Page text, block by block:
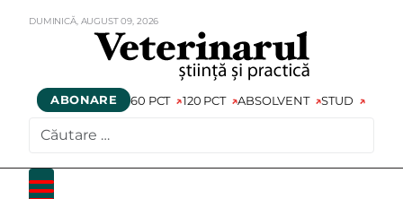
DUMINICĂ, AUGUST09, 2026
ABONARE 60 PCT 120 PCT ABSOLVENT STUD